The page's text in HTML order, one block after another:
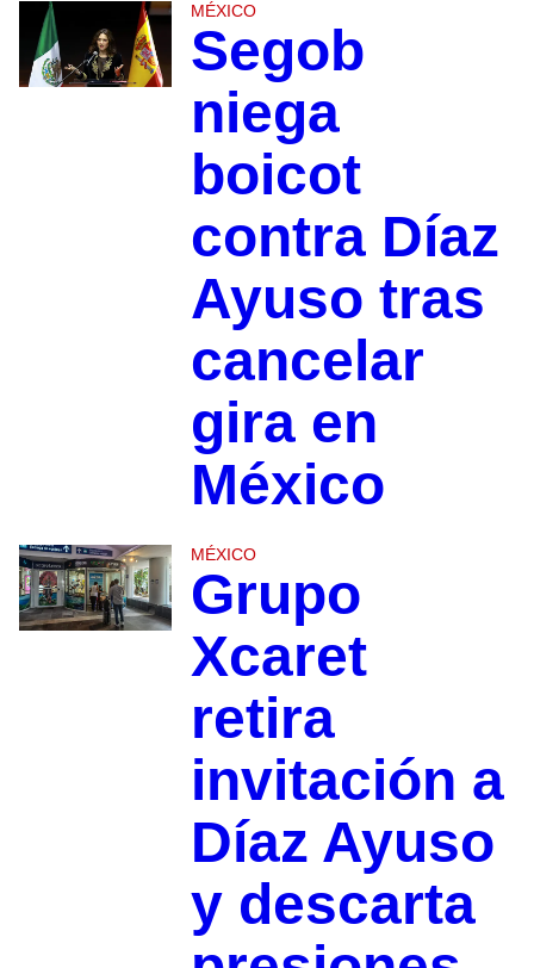
MÉXICO
Segob
niega
boicot
contra Díaz
Ayuso tras
cancelar
gira en
México
MÉXICO
Grupo
Xcaret
retira
invitación a
Díaz Ayuso
y descarta